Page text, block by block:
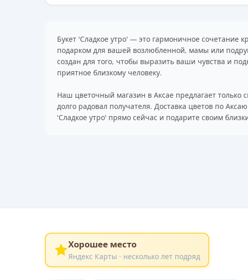
Букет 'Сладкое утро' — это гармоничное сочетание
подарком для вашей возлюбленной, мамы или
создан для того, чтобы выразить ваши чувства и
приятное близкому человеку.
Наш цветочный магазин в Аксае предлагает
долго радовал получателя. Доставка цветов по
'Сладкое утро' прямо сейчас и подарите своим
Хорошее место
Яндекс Карты · несколько лет подряд